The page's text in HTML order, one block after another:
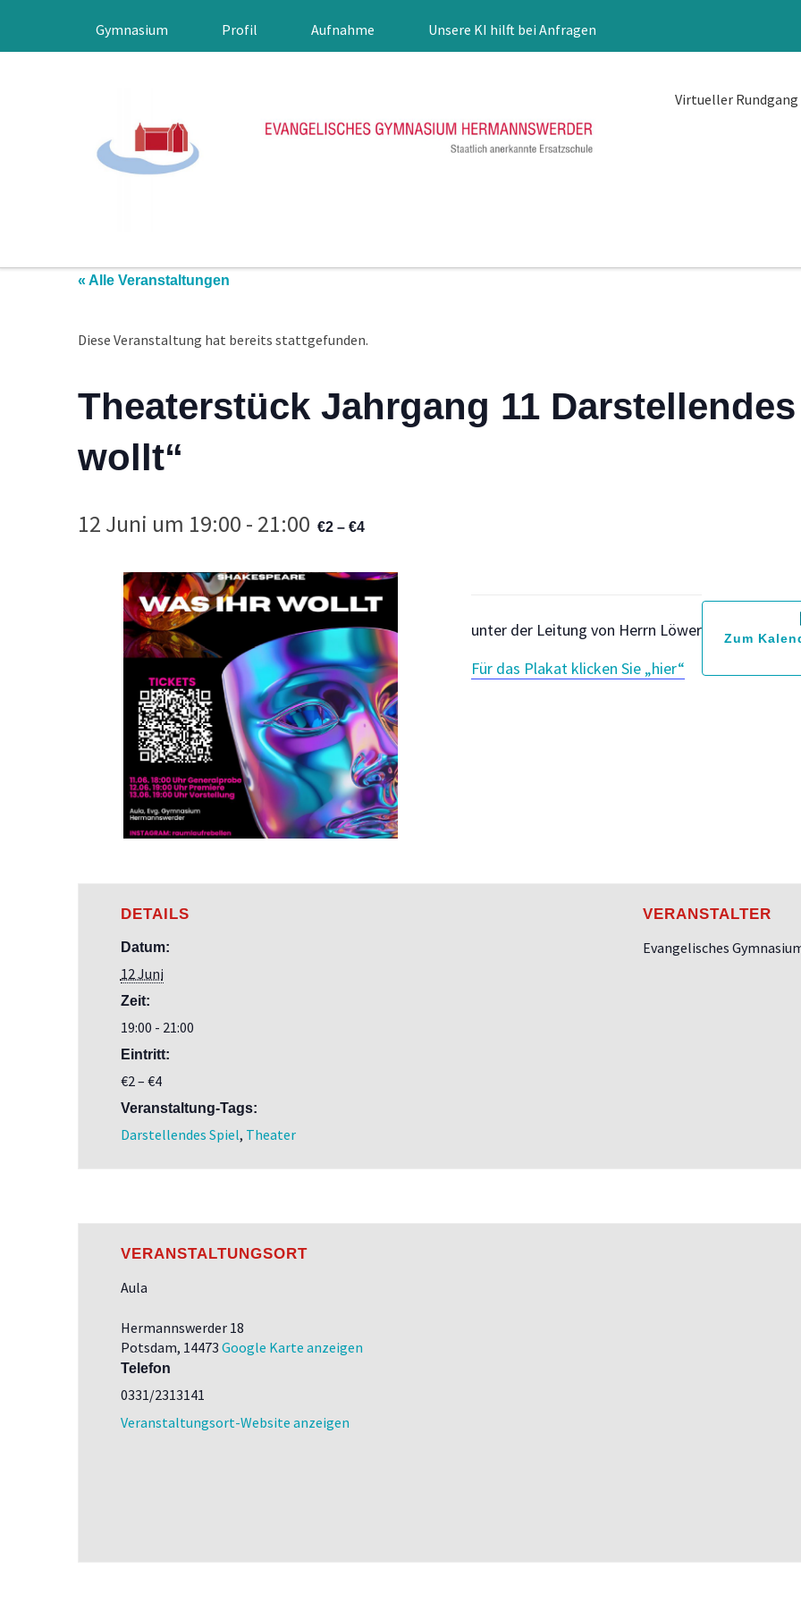
Gymnasium Profil Aufnahme Unsere KI hilft bei Anfragen
Virtueller Rundgang
« Alle Veranstaltungen
Diese Veranstaltung hat bereits stattgefunden.
Theaterstück Jahrgang 11
wollt“
12 Juni um 19:00 - 21:00 €2 – €4
unter der Leitung von Herrn Löwer
Für das Plakat klicken Sie „hier“
Zum
DETAILS
Datum:
12 Juni
Zeit:
19:00 - 21:00
Eintritt:
€2 – €4
Veranstaltung-Tags:
Darstellendes Spiel, Theater
VERANSTALTER
Evangelisches
VERANSTALTUNGSORT
Aula
Hermannswerder 18
Potsdam, 14473 Google Karte anzeigen
Telefon
0331/2313141
Veranstaltungsort-Website anzeigen